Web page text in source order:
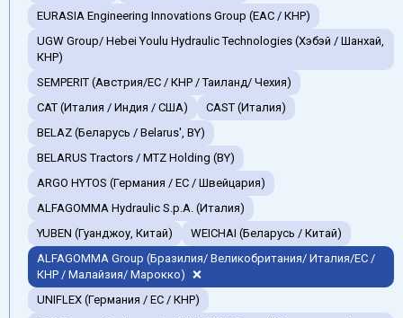
EURASIA Engineering Innovations Group (EAC / КНР)
UGW Group/ Hebei Youlu Hydraulic Technologies (Хэбэй / Шанхай,
КНР)
SEMPERIT (Австрия/ЕС / КНР / Таиланд/ Чехия)
CAT (Италия / Индия / США)
CAST (Италия)
BELAZ (Беларусь / Belarus', BY)
BELARUS Tractors / MTZ Holding (BY)
ARGO HYTOS (Германия / EC / Швейцария)
ALFAGOMMA Hydraulic S.p.A. (Италия)
YUBEN (Гуанджоу, Китай)
WEICHAI (Беларусь / Китай)
ALFAGOMMA Group (Бразилия/ Великобритания/ Италия/ЕС /
КНР / Малайзия/ Марокко)
UNIFLEX (Германия / EC / КНР)